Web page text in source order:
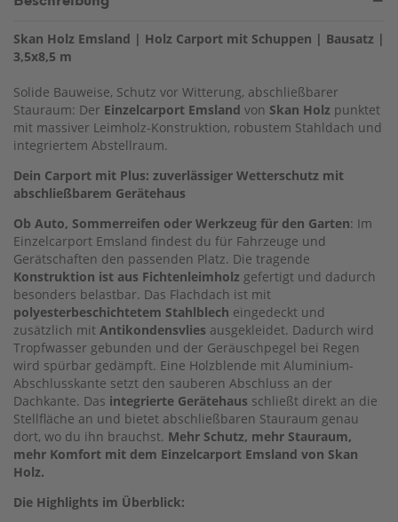
Skan Holz Emsland | Holz Carport mit Schuppen | Bausatz |
3,5x8,5 m
Solide Bauweise, Schutz vor Witterung, abschließbarer
Stauraum: Der Einzelcarport Emsland von Skan Holz punktet
mit massiver Leimholz-Konstruktion, robustem Stahldach und
integriertem Abstellraum.
Dein Carport mit Plus: zuverlässiger Wetterschutz mit
abschließbarem Gerätehaus
Ob Auto, Sommerreifen oder Werkzeug für den Garten: Im
Einzelcarport Emsland findest du für Fahrzeuge und
Gerätschaften den passenden Platz. Die tragende
Konstruktion ist aus Fichtenleimholz gefertigt und dadurch
besonders belastbar. Das Flachdach ist mit
polyesterbeschichtetem Stahlblech eingedeckt und
zusätzlich mit Antikondensvlies ausgekleidet. Dadurch wird
Tropfwasser gebunden und der Geräuschpegel bei Regen
wird spürbar gedämpft. Eine Holzblende mit Aluminium-
Abschlusskante setzt den sauberen Abschluss an der
Dachkante. Das integrierte Gerätehaus schließt direkt an die
Stellfläche an und bietet abschließbaren Stauraum genau
dort, wo du ihn brauchst. Mehr Schutz, mehr Stauraum,
mehr Komfort mit dem Einzelcarport Emsland von Skan
Holz.
Die Highlights im Überblick: